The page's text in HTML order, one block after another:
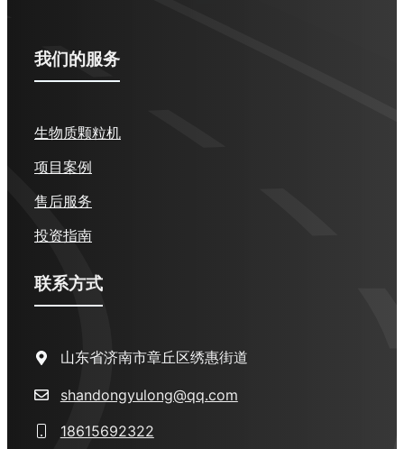
我们的服务
生物质颗粒机
项目案例
售后服务
投资指南
联系方式
山东省济南市章丘区绣惠街道
shandongyulong@qq.com
18615692322